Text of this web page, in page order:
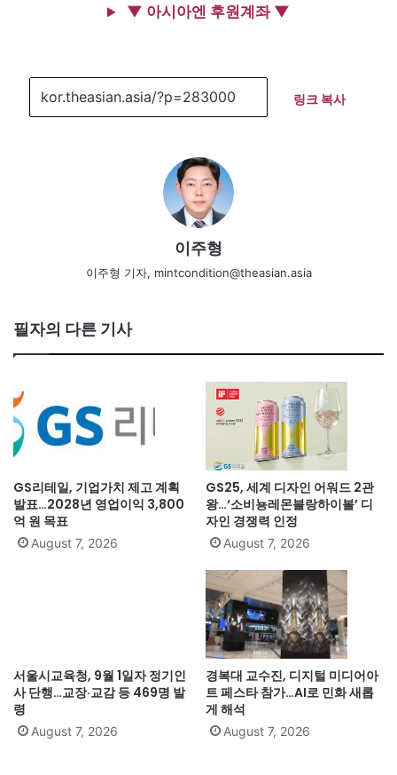
▼ 아시아엔 후원계좌 ▼
링크 복사
이주형
이주형 기자, mintcondition@theasian.asia
필자의 다른 기사
GS리테일, 기업가치 제고 계획
발표…2028년 영업이익 3,800
억 원 목표
August 7, 2026
GS25, 세계 디자인 어워드 2관
왕…‘소비뇽레몬블랑하이볼’ 디
자인 경쟁력 인정
August 7, 2026
서울시교육청, 9월 1일자 정기인
사 단행…교장·교감 등 469명 발
령
August 7, 2026
경복대 교수진, 디지털 미디어아
트 페스타 참가…AI로 민화 새롭
게 해석
August 7, 2026